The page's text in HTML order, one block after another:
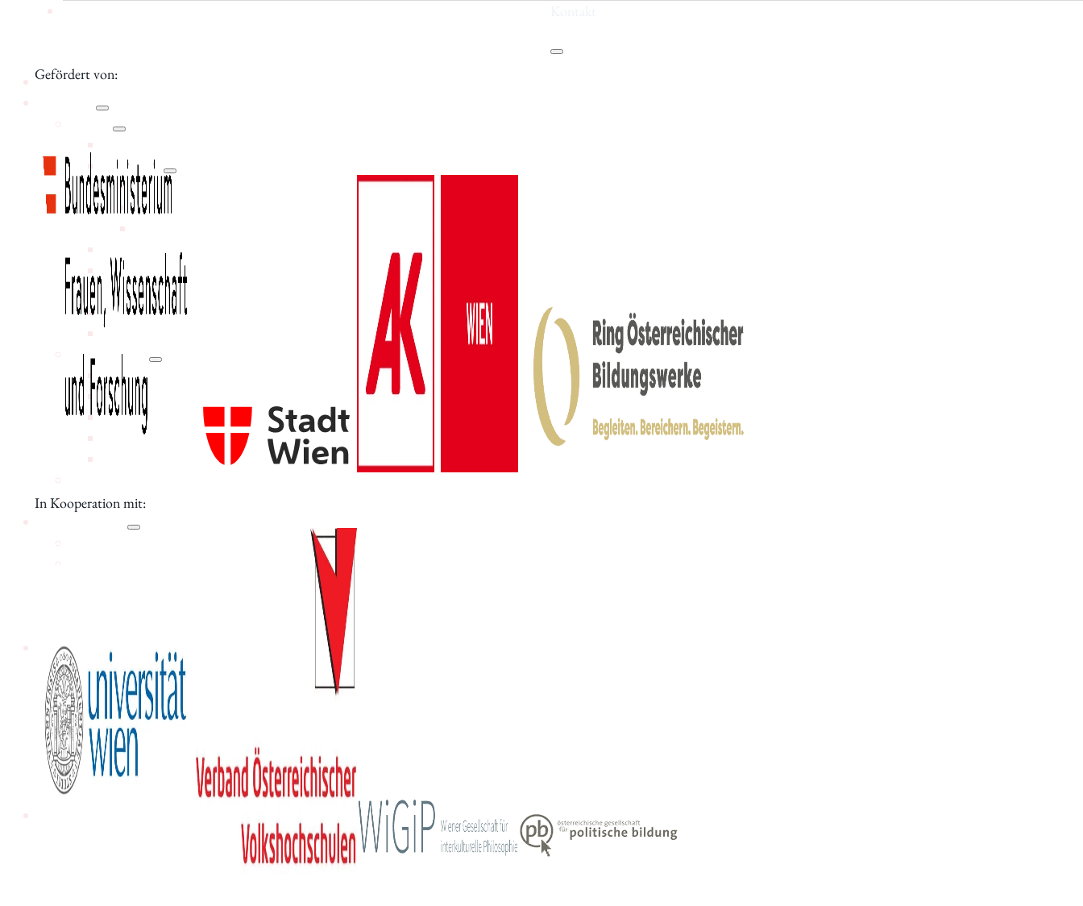
Aktuelles
Geschichte
Jubiläumsjahr 80 Jahre IWK
Jubiläumsfeier 75 Jahre IWK
Mitgliedschaft
Mitarbeiter_innen
Vorstand
Tätigkeitsberichte
Vermietung
Schwerpunkte
Bildung
Interkulturalität
Gender Studies
Kunst und Kultur
Wissen und Gesellschaft
Bibliothek
Digitales
Archiv des IWK
Podcast
Videothek
Publikationen
Aufsätze
Programmdatenbank
biografiA
Gefördert von:
In Kooperation mit: